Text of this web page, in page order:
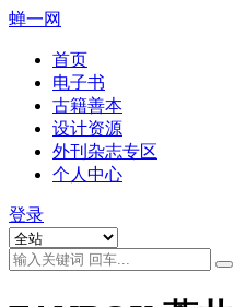
蝉一网
首页
电子书
古籍善本
设计资源
外刊杂志专区
个人中心
登录